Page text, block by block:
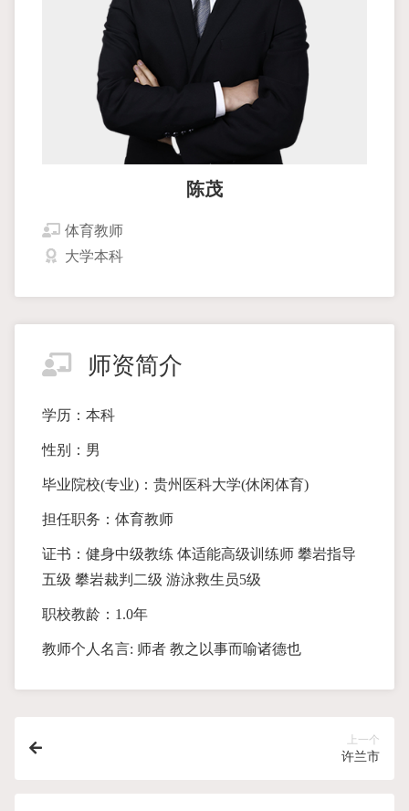
陈茂
体育教师
大学本科
师资简介
学历：本科
性别：男
毕业院校(专业)：贵州医科大学(休闲体育)
担任职务：体育教师
证书：健身中级教练 体适能高级训练师 攀岩指导
五级 攀岩裁判二级 游泳救生员5级
职校教龄：1.0年
教师个人名言: 师者 教之以事而喻诸德也
上一个
许兰市